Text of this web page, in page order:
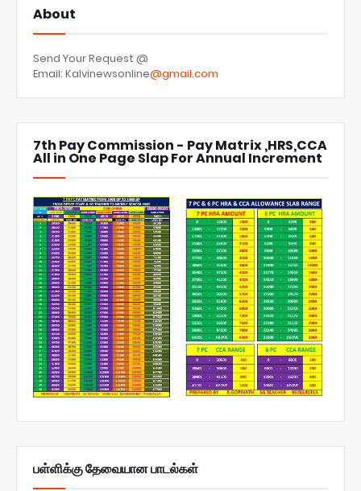
About
Send Your Request @
Email: Kalvinewsonline@gmail.com
7th Pay Commission - Pay Matrix ,HRS,CCA
All in One Page Slap For Annual Increment
பள்ளிக்கு தேவையான பாடல்கள்